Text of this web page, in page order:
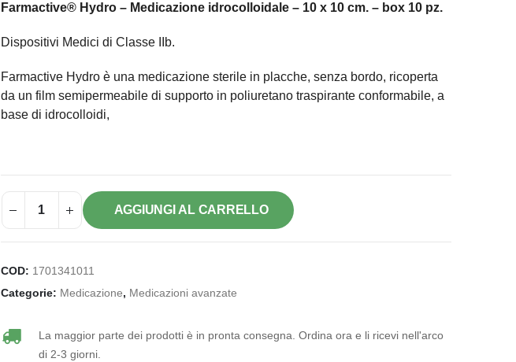
Farmactive® Hydro – Medicazione idrocolloidale – 10 x 10 cm. – box 10 pz.
Dispositivi Medici di Classe IIb.
Farmactive Hydro è una medicazione sterile in placche, senza bordo, ricoperta
da un film semipermeabile di supporto in poliuretano traspirante conformabile, a
base di idrocolloidi,
AGGIUNGI AL CARRELLO
COD: 1701341011
Categorie: Medicazione, Medicazioni avanzate
La maggior parte dei prodotti è in pronta consegna. Ordina ora e li ricevi nell'arco
di 2-3 giorni.